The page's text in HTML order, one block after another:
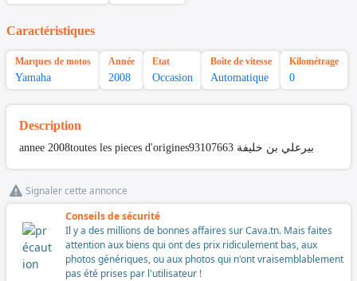
Caractéristiques
Marques de motos
Yamaha
Année
2008
Etat
Occasion
Boîte de vitesse
Automatique
Kilométrage
0
Description
annee 2008toutes les pieces d'origines93107663 بيرعلي بن خليفة
Signaler cette annonce
Conseils de sécurité
Il y a des millions de bonnes affaires sur Cava.tn. Mais faites
attention aux biens qui ont des prix ridiculement bas, aux
photos génériques, ou aux photos qui n'ont vraisemblablement
pas été prises par l'utilisateur !